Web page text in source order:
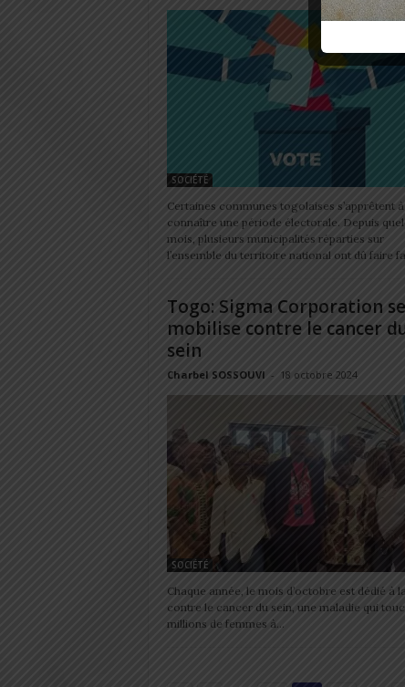
SOCIÉTÉ
Certaines communes togolaises s’apprêtent à
connaître une période électorale. Depuis
mois, plusieurs municipalités réparties sur
l’ensemble du territoire national ont dû faire
Togo: Sigma Corporation se
mobilise contre le cancer
sein
Charbel SOSSOUVI - 18 octobre 2024
SOCIÉTÉ
Chaque année, le mois d’octobre est dédié à
contre le cancer du sein, une maladie qui
millions de femmes à...